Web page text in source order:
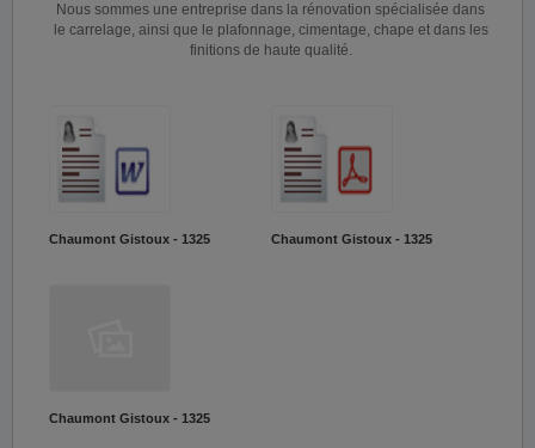
Nous sommes une entreprise dans la rénovation spécialisée dans
le carrelage, ainsi que le plafonnage, cimentage, chape et dans les
finitions de haute qualité.
Chaumont Gistoux - 1325 Chaumont Gistoux - 1325
Chaumont Gistoux - 1325